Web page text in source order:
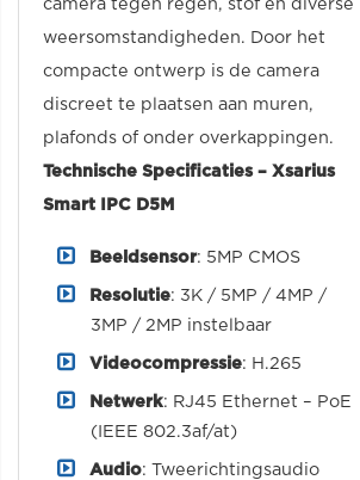
camera tegen regen, stof en diverse
weersomstandigheden. Door het
compacte ontwerp is de camera
discreet te plaatsen aan muren,
plafonds of onder overkappingen.
Technische Specificaties – Xsarius
Smart IPC D5M
Beeldsensor: 5MP CMOS
Resolutie: 3K / 5MP / 4MP /
3MP / 2MP instelbaar
Videocompressie: H.265
Netwerk: RJ45 Ethernet – PoE
(IEEE 802.3af/at)
Audio: Tweerichtingsaudio